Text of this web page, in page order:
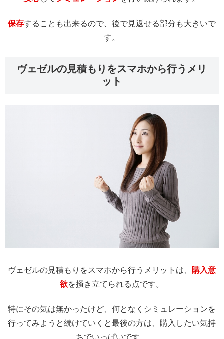
保存することも出来るので、後で見返せる部分も大きいで
す。
ヴェゼルの見積もりをスマホから行うメリ
ット
ヴェゼルの見積もりをスマホから行うメリットは、 購入意
欲を掻き立てられる点です。
特にその気は無かったけど、何となくシミュレーションを
行ってみようと続けていくと最後の方は、購入したい気持